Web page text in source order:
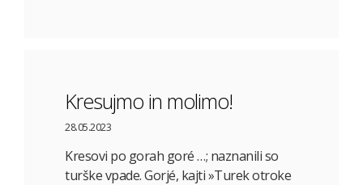
Kresujmo in molimo!
28.05.2023
Kresovi po gorah goré …; naznanili so
turške vpade. Gorjé, kajti »Turek otroke